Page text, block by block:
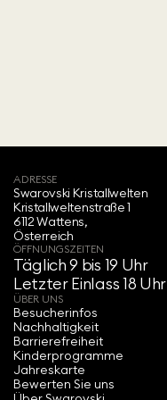
ADRESSE
Swarovski Kristallwelten‍
Kristallweltenstraße 1
6112 Wattens,
Österreich
ÖFFNUNGSZEITEN
Täglich 9 bis 19 Uhr
Letzter Einlass 18 Uhr
ÜBER UNS
Besucherinfos
Nachhaltigkeit
Barrierefreiheit
Kinderprogramme
Jahreskarte
Bewerten Sie uns